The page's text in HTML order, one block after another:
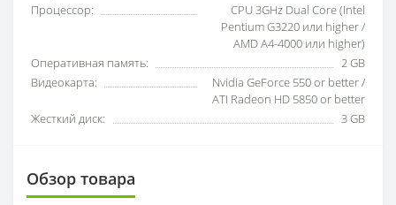
Процессор:
CPU 3GHz Dual Core (Intel
Pentium G3220 или higher /
AMD A4-4000 или higher)
Оперативная память:
2 GB
Видеокарта:
Nvidia GeForce 550 or better /
ATI Radeon HD 5850 or better
Жесткий диск:
3 GB
Обзор товара